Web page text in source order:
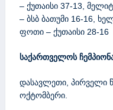
– ქუთაისი 37-13,
– ბსბ ბათუმი 16-16,
ფოთი – ქუთაისი 28-16
საქართველოს
დასავლეთი, პირველი
ოქტომბერი.